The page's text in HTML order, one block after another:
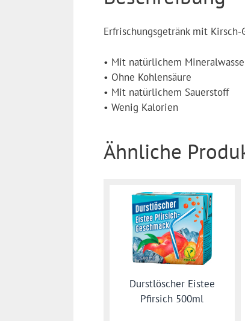
Erfrischungsgetränk mit Kirsch-
• Mit natürlichem
• Ohne Kohlensäure
• Mit natürlichem Sauerstoff
• Wenig Kalorien
Ähnliche
Durstlöscher Eistee
Pfirsich 500ml